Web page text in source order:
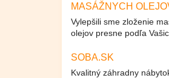
MASÁŽNYCH
Vylepšili sme zloženie
olejov presne podľa
SOBA.SK
Kvalitný záhradny